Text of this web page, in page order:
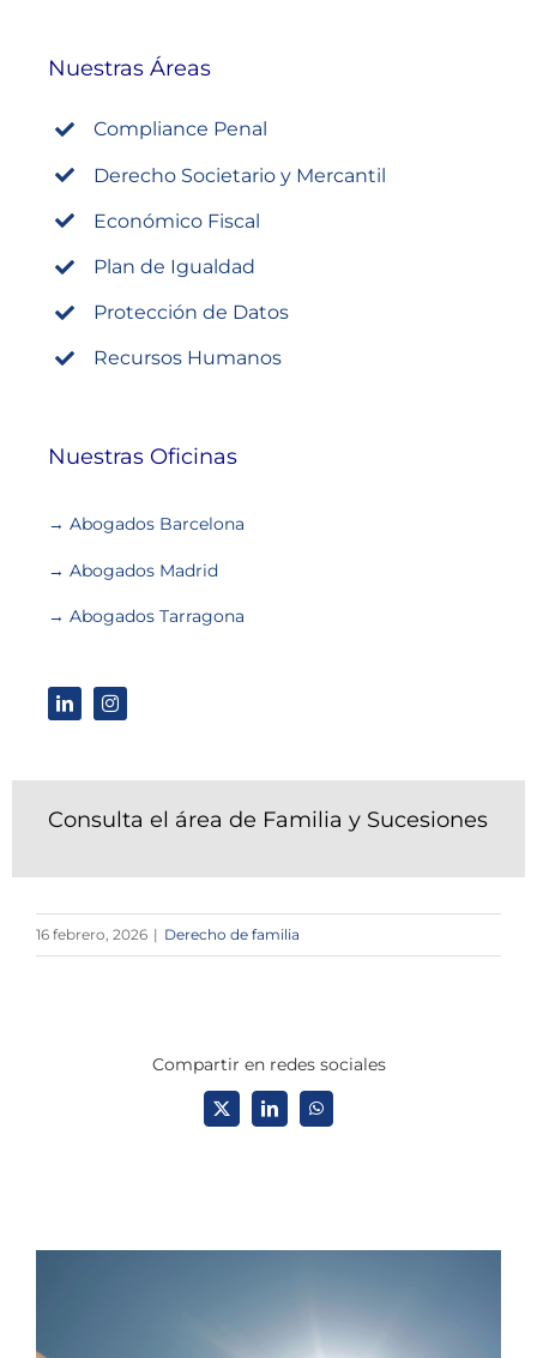
Nuestras Áreas
Compliance Penal
Derecho Societario y Mercantil
Económico Fiscal
Plan de Igualdad
Protección de Datos
Recursos Humanos
Nuestras Oficinas
→ Abogados Barcelona
→ Abogados Madrid
→ Abogados Tarragona
Consulta el área de Familia y Sucesiones
16 febrero, 2026 | Derecho de familia
Compartir en redes sociales
X LinkedInWhatsApp